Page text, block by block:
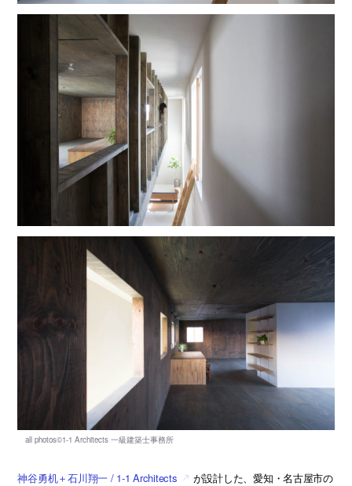
神谷勇机＋石川翔一 / 1-1 Architects
が設計した、愛知・名古屋市の